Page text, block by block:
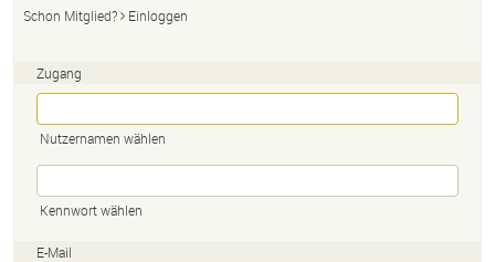
Schon Mitglied? Einloggen
Zugang
Nutzernamen wählen
Kennwort wählen
E-Mail